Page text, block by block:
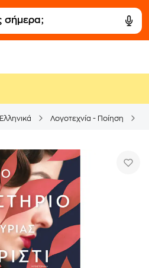
Ελληνικά Λογοτεχνία - Ποίηση